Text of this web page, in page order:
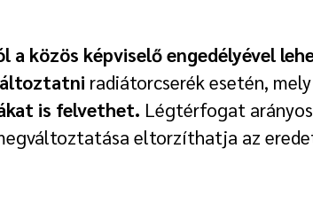
a közös képviselő engedélyével
radiátorcserék esetén,
is felvethet. Légtérfogat
eltorzíthatja az